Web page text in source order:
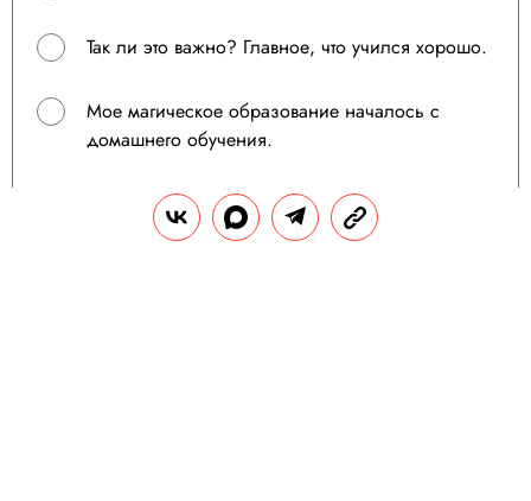
Так ли это важно? Главное, что учился хорошо.
Мое магическое образование началось с
домашнего обучения.
Мне больше нравилась магловская школа.